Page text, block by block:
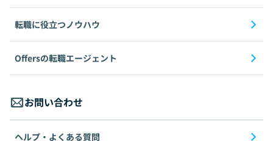
転職に役立つノウハウ
Offersの転職エージェント
お問い合わせ
ヘルプ・よくある質問